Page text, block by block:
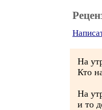
На
Кто
На
и то